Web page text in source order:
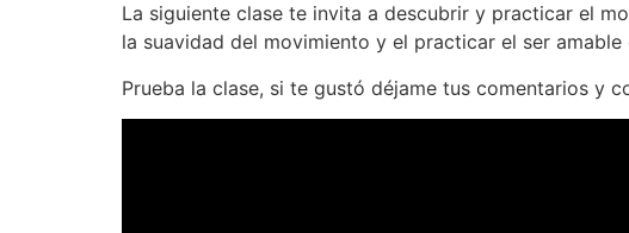
La siguiente clase te invita a descubrir y practicar el
la suavidad del movimiento y el practicar el ser amable
Prueba la clase, si te gustó déjame tus comentarios y